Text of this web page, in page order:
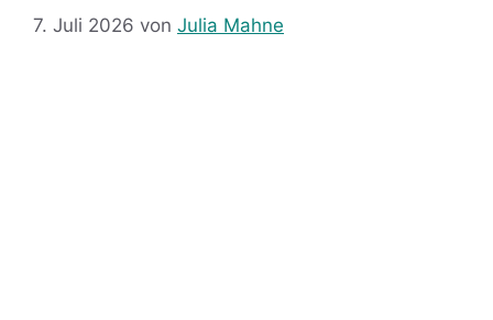
7. Juli 2026 von Julia Mahne